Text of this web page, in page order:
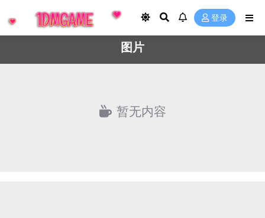
登录
图片
暂无内容